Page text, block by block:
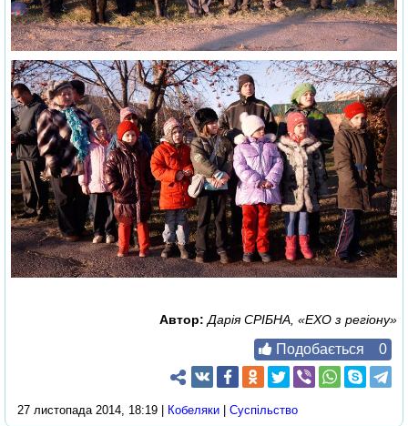
Автор: Дарія СРІБНА, «ЕХО з регіону»
Подобається 0
27 листопада 2014, 18:19 | Кобеляки | Суспільство